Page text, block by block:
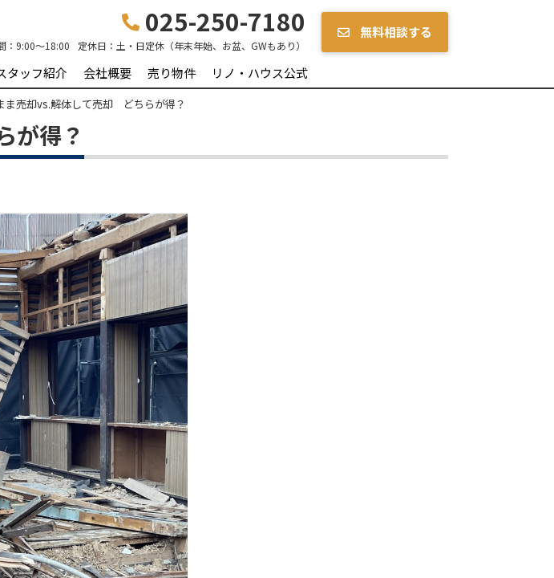
025-250-7180
： 9:00～18:00 定休日： 土・日定休（年末年始、お盆、GWもあり）
無料相談する
タッフ紹介 会社概要 売り物件 リノ・ハウス公式
ま売却vs.解体して売却 どちらが得？
が得？